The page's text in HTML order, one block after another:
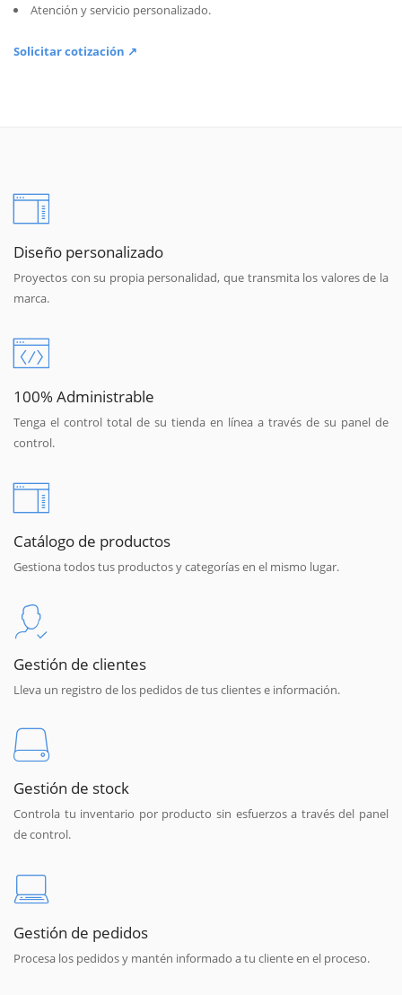
Atención y servicio personalizado.
Solicitar cotización ↗
Diseño personalizado
Proyectos con su propia personalidad, que transmita los valores de la
marca.
100% Administrable
Tenga el control total de su tienda en línea a través de su panel de
control.
Catálogo de productos
Gestiona todos tus productos y categorías en el mismo lugar.
Gestión de clientes
Lleva un registro de los pedidos de tus clientes e información.
Gestión de stock
Controla tu inventario por producto sin esfuerzos a través del panel
de control.
Gestión de pedidos
Procesa los pedidos y mantén informado a tu cliente en el proceso.